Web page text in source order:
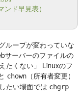
ド早見表）
ループが変わっていな
サーバーのファイルの
たくない」 Linuxのフ
chown （所有者変更）
たい場面では chgrp